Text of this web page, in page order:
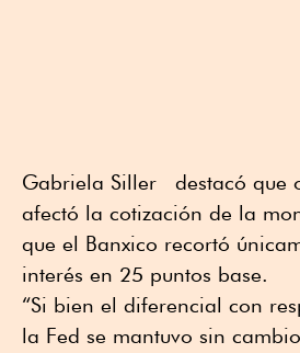
Gabriela Siller destacó que
afectó la cotización de la
que el Banxico recortó
interés en 25 puntos base.
“Si bien el diferencial con
la Fed se mantuvo sin